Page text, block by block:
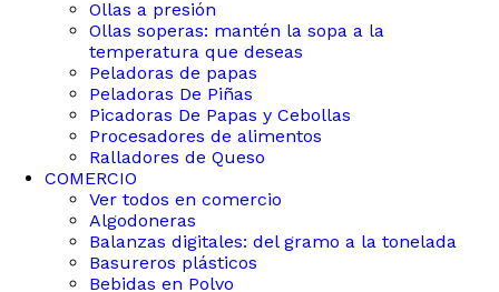
Ollas a presión
Ollas soperas: mantén la sopa a la
temperatura que deseas
Peladoras de papas
Peladoras De Piñas
Picadoras De Papas y Cebollas
Procesadores de alimentos
Ralladores de Queso
COMERCIO
Ver todos en comercio
Algodoneras
Balanzas digitales: del gramo a la tonelada
Basureros plásticos
Bebidas en Polvo